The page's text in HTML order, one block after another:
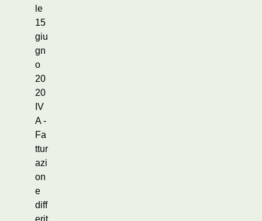
le
15
giu
gn
o
20
20
IV
A -
Fa
ttur
azi
on
e
diff
erit